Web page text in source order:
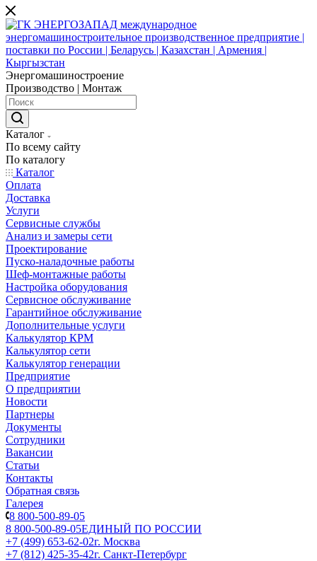
Энергомашиностроение
Производство | Монтаж
Каталог
По всему сайту
По каталогу
Каталог
Оплата
Доставка
Услуги
Сервисные службы
Анализ и замеры сети
Проектирование
Пуско-наладочные работы
Шеф-монтажные работы
Настройка оборудования
Сервисное обслуживание
Гарантийное обслуживание
Дополнительные услуги
Калькулятор КРМ
Калькулятор сети
Калькулятор генерации
Предприятие
О предприятии
Новости
Партнеры
Документы
Сотрудники
Вакансии
Статьи
Контакты
Обратная связь
Галерея
8 800-500-89-05
8 800-500-89-05ЕДИНЫЙ ПО РОССИИ
+7 (499) 653-62-02г. Москва
+7 (812) 425-35-42г. Санкт-Петербург